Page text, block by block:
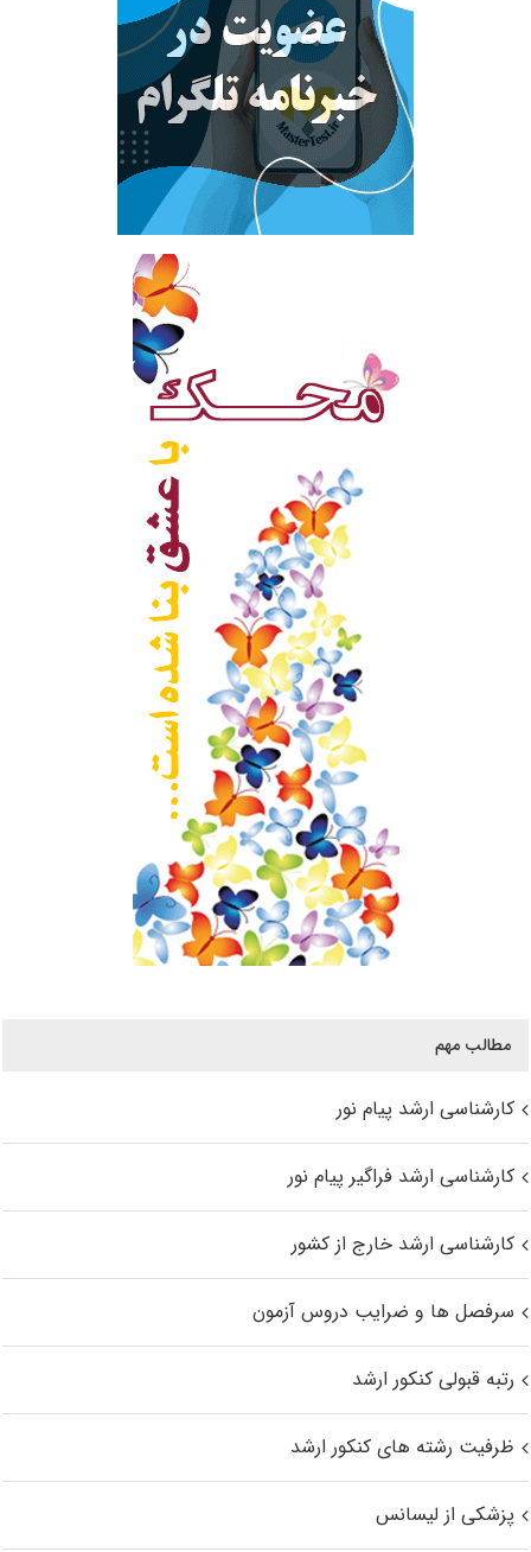
مطالب مهم
کارشناسی ارشد پیام نور
کارشناسی ارشد فراگیر پیام نور
کارشناسی ارشد خارج از کشور
سرفصل ها و ضرایب دروس آزمون
رتبه قبولی کنکور ارشد
ظرفیت رشته های کنکور ارشد
پزشکی از لیسانس